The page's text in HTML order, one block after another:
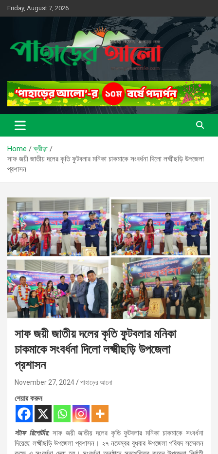
Skip
to
Friday, August 7, 2026
পাহাড়ের আলো
সত্যের সন্ধানে, পাহাড়ের পথে
Home
ক্রীড়া
সাফ জয়ী জাতীয় দলের কৃতি ফুটবলার মনিকা চাকমাকে সংবর্ধনা দিলো লক্ষ্মীছড়ি উপজেলা
প্রশাসন
সাফ জয়ী জাতীয় দলের কৃতি ফুটবলার মনিকা
চাকমাকে সংবর্ধনা দিলো লক্ষ্মীছড়ি উপজেলা
প্রশাসন
November 27, 2024 পাহাড়ের আলো
শেয়ার করুন
স্টাফ রিপোর্টার:সাফ জয়ী জাতীয় দলের কৃতি ফুটবলার মনিকা চাকমাকে সংবর্ধনা
দিয়েছে লক্ষ্মীছড়ি উপজেলা প্রশাসন। ২৭ নভেম্বর বুধবার উপজেলা পরিষদ সম্মেলন